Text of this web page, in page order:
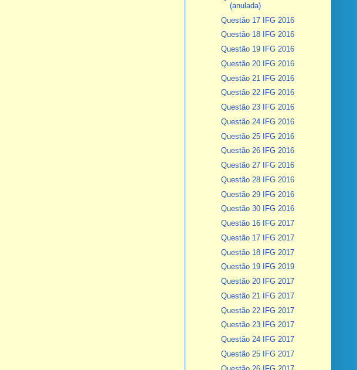
(anulada)
Questão 17 IFG 2016
Questão 18 IFG 2016
Questão 19 IFG 2016
Questão 20 IFG 2016
Questão 21 IFG 2016
Questão 22 IFG 2016
Questão 23 IFG 2016
Questão 24 IFG 2016
Questão 25 IFG 2016
Questão 26 IFG 2016
Questão 27 IFG 2016
Questão 28 IFG 2016
Questão 29 IFG 2016
Questão 30 IFG 2016
Questão 16 IFG 2017
Questão 17 IFG 2017
Questão 18 IFG 2017
Questão 19 IFG 2019
Questão 20 IFG 2017
Questão 21 IFG 2017
Questão 22 IFG 2017
Questão 23 IFG 2017
Questão 24 IFG 2017
Questão 25 IFG 2017